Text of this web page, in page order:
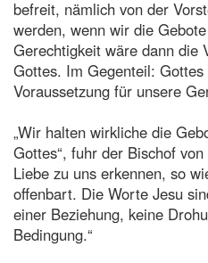
befreit, nämlich von der
werden, wenn wir die
Gerechtigkeit wäre dann die
Gottes. Im Gegenteil:
Voraussetzung für unsere
„Wir halten wirkliche die
Gottes“, fuhr der Bischof
Liebe zu uns erkennen, so
offenbart. Die Worte Jesu
einer Beziehung, keine
Bedingung.“